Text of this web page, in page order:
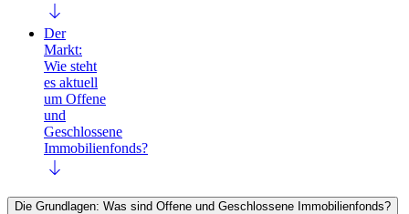
Der
Markt:
Wie steht
es aktuell
um Offene
und
Geschlossene
Immobilienfonds?
Die Grundlagen: Was sind Offene und Geschlossene Immobilienfonds?